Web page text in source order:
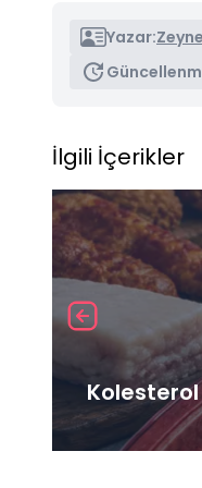
Yazar:
İlgili İçerikler